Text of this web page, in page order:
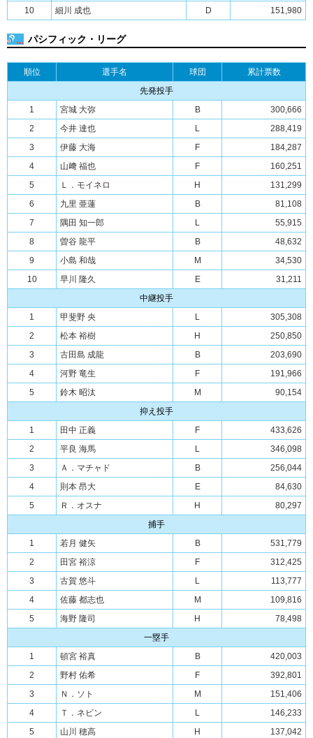
10 細川 成也 D 151,980
パシフィック・リーグ
順位 選手名 球団
累計票数
先発投手
1
宮城 大弥 B
300,666
2
今井 達也 L
288,419
3
伊藤 大海 F
184,287
4
山﨑 福也 F
160,251
5
Ｌ．モイネロ H
131,299
6
九里 亜蓮 B
81,108
7
隅田 知一郎 L
55,915
8
曽谷 龍平 B
48,632
9
小島 和哉 M
34,530
10
早川 隆久 E
31,211
中継投手
1
甲斐野 央 L
305,308
2
松本 裕樹 H
250,850
3
古田島 成龍 B
203,690
4
河野 竜生 F
191,966
5
鈴木 昭汰 M
90,154
抑え投手
1
田中 正義 F
433,626
2
平良 海馬 L
346,098
3
Ａ．マチャド B
256,044
4
則本 昂大 E
84,630
5
Ｒ．オスナ H
80,297
捕手
1
若月 健矢 B
531,779
2
田宮 裕涼 F
312,425
3
古賀 悠斗 L
113,777
4
佐藤 都志也 M
109,816
5
海野 隆司 H
78,498
一塁手
1
頓宮 裕真 B
420,003
2
野村 佑希 F
392,801
3
Ｎ．ソト M
151,406
4
Ｔ．ネビン L
146,233
5
山川 穂高 H
137,042